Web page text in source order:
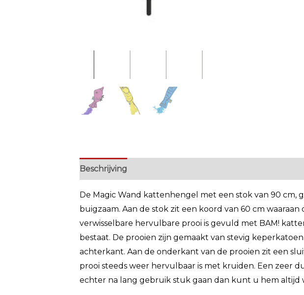
Beschrijving
De Magic Wand kattenhengel met een stok van 90 cm,
buigzaam. Aan de stok zit een koord van 60 cm waaraan
verwisselbare hervulbare prooi is gevuld met BAM!
bestaat. De prooien zijn gemaakt van stevig
achterkant. Aan de onderkant van de prooien zit een
prooi steeds weer hervulbaar is met kruiden. Een zeer
echter na lang gebruik stuk gaan dan kunt u hem altijd